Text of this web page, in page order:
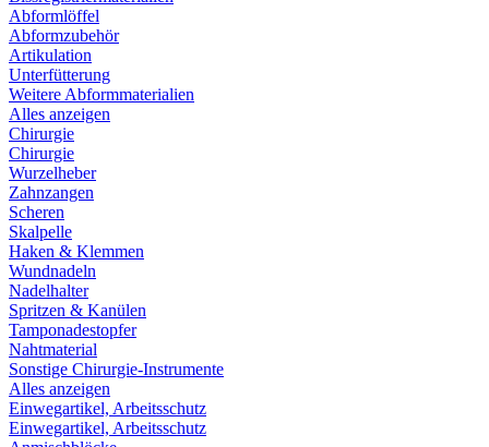
Abformlöffel
Abformzubehör
Artikulation
Unterfütterung
Weitere Abformmaterialien
Alles anzeigen
Chirurgie
Chirurgie
Wurzelheber
Zahnzangen
Scheren
Skalpelle
Haken & Klemmen
Wundnadeln
Nadelhalter
Spritzen & Kanülen
Tamponadestopfer
Nahtmaterial
Sonstige Chirurgie-Instrumente
Alles anzeigen
Einwegartikel, Arbeitsschutz
Einwegartikel, Arbeitsschutz